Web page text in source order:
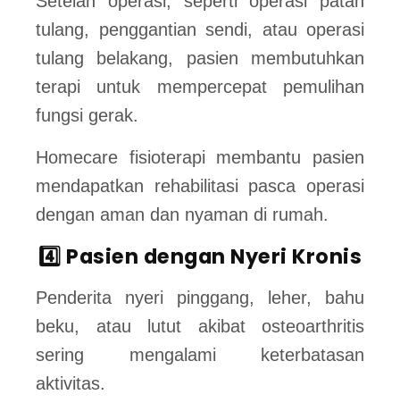
tulang, penggantian sendi, atau operasi
tulang belakang, pasien membutuhkan
terapi untuk mempercepat pemulihan
fungsi gerak.
Homecare fisioterapi membantu pasien
mendapatkan rehabilitasi pasca operasi
dengan aman dan nyaman di rumah.
4️⃣ Pasien dengan Nyeri Kronis
Penderita nyeri pinggang, leher, bahu
beku, atau lutut akibat osteoarthritis
sering mengalami keterbatasan
aktivitas.